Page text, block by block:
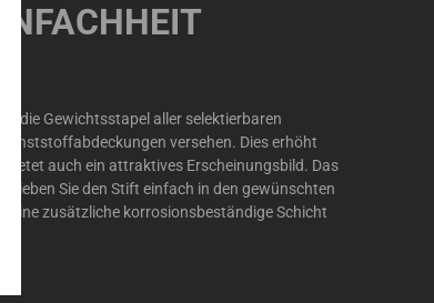
die Gewichtsstapel aller selektierbaren
versehen. Dies erhöht
bietet auch ein attraktives Erscheinungsbild. Das
Sie den Stift einfach in den gewünschten
eine zusätzliche korrosionsbeständige Schicht